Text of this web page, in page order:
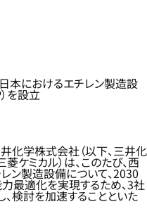
本におけるエチレン製造設
を設立
化学株式会社（以下、三井化
ケミカル）は、このたび、西
ン製造設備について、2030
最適化を実現するため、3社
検討を加速することといた